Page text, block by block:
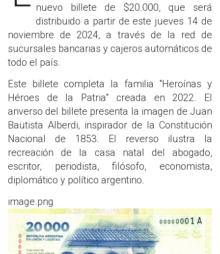
nuevo billete de $20.000, que será
distribuido a partir de este jueves 14 de
noviembre de 2024, a través de la red de
sucursales bancarias y cajeros automáticos de
todo el país.
Este billete completa la familia "Heroínas y
Héroes de la Patria" creada en 2022. El
anverso del billete presenta la imagen de Juan
Bautista Alberdi, inspirador de la Constitución
Nacional de 1853. El reverso ilustra la
recreación de la casa natal del abogado,
escritor, periodista, filósofo, economista,
diplomático y político argentino.
image.png